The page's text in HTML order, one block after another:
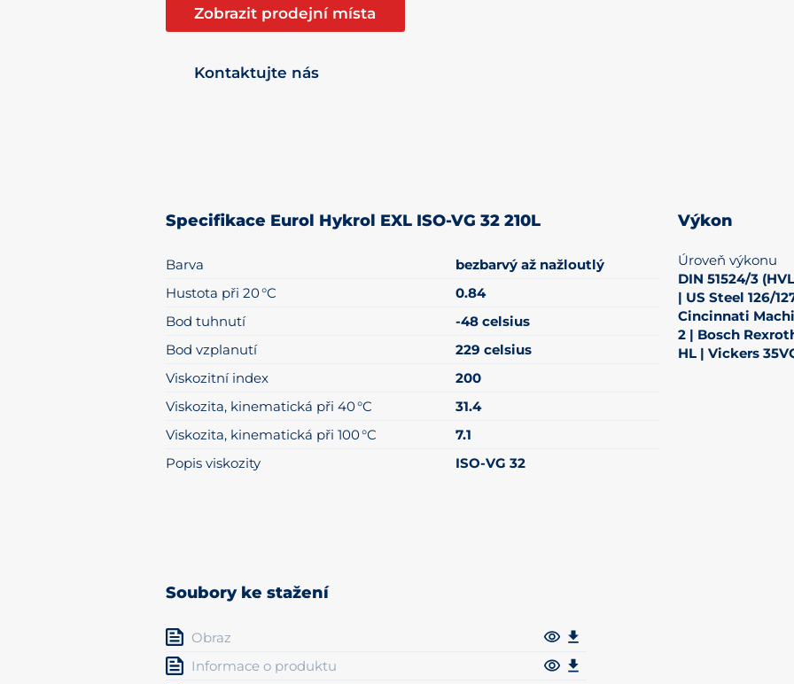
Zobrazit prodejní místa
Kontaktujte nás
Specifikace Eurol Hykrol EXL ISO-VG 32 210L
Barva
bezbarvý až nažloutlý
Hustota při 20 °C
0.84
Bod tuhnutí
-48 celsius
Bod vzplanutí
229 celsius
Viskozitní index
200
Viskozita, kinematická při 40 °C
31.4
Viskozita, kinematická při 100 °C
7.1
Popis viskozity
ISO-VG 32
Výkon
Úroveň výkonu
DIN 51524/3
| US Steel 126/
Cincinnati
2 | Bosch
HL | Vickers
Soubory ke stažení
Obraz
Informace o produktu